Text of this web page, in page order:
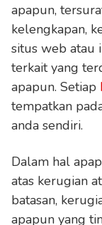
apapun,
kelengkapan,
situs web atau
terkait yang
apapun. Setiap
tempatkan
anda sendiri.
Dalam hal
atas kerugian
batasan,
apapun yang